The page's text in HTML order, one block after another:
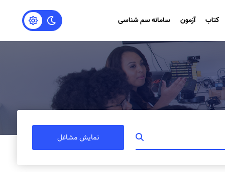
کتاب آزمون سامانه سم شناسی
نمایش مشاغل